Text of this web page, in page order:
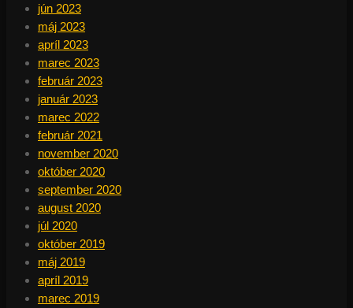
jún 2023
máj 2023
apríl 2023
marec 2023
február 2023
január 2023
marec 2022
február 2021
november 2020
október 2020
september 2020
august 2020
júl 2020
október 2019
máj 2019
apríl 2019
marec 2019